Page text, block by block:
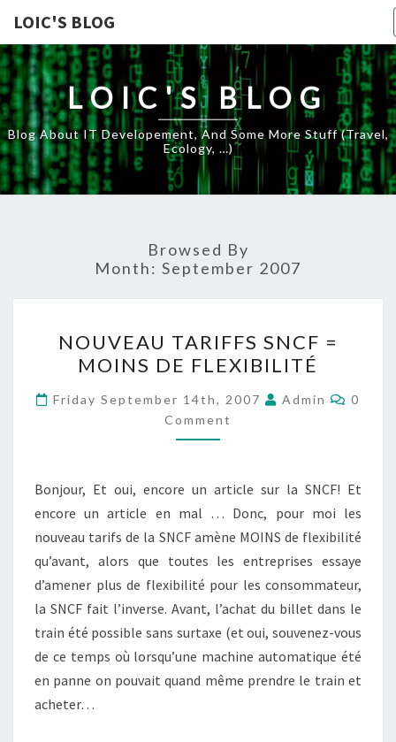
LOIC'S BLOG
LOIC'S BLOG
Blog About IT Developement, And Some More Stuff (travel,
Ecology, …)
Browsed By
Month: September 2007
TARIFFS
SNCF
=
MOINS
DE
NOUVEAU TARIFFS SNCF =
MOINS DE FLEXIBILITÉ
Friday September 14th, 2007 Admin
0
Comment
Bonjour, Et oui, encore un article sur la SNCF! Et
encore un article en mal … Donc, pour moi les
nouveau tarifs de la SNCF amène MOINS de flexibilité
qu’avant, alors que toutes les entreprises essaye
d’amener plus de flexibilité pour les consommateur,
la SNCF fait l’inverse. Avant, l’achat du billet dans le
train été possible sans surtaxe (et oui, souvenez-vous
de ce temps où lorsqu’une machine automatique été
en panne on pouvait quand même prendre le train et
acheter…